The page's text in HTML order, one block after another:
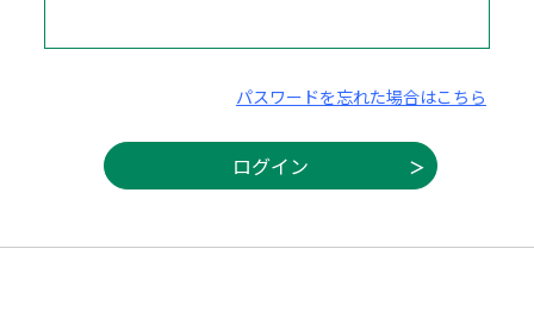
パスワードを忘れた場合はこちら